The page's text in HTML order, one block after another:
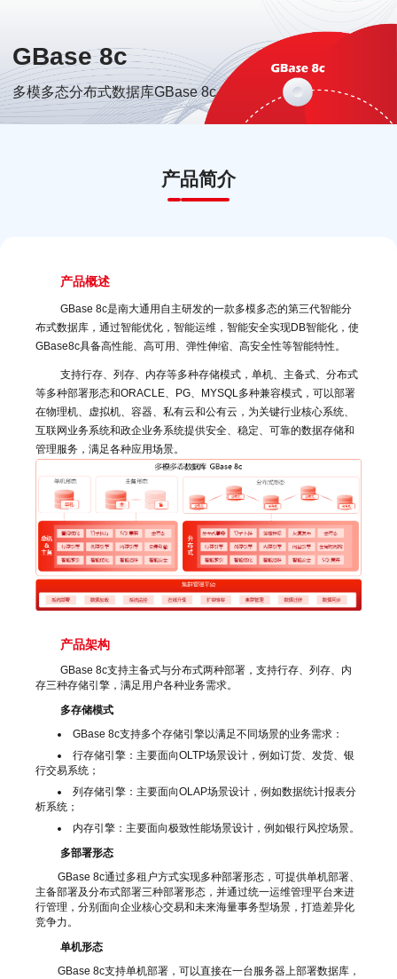
GBase 8c
多模多态分布式数据库GBase 8c
产品简介
产品概述
GBase 8c是南大通用自主研发的一款多模多态的第三代智能分
布式数据库，通过智能优化，智能运维，智能安全实现DB智能化，使
GBase8c具备高性能、高可用、弹性伸缩、高安全性等智能特性。
支持行存、列存、内存等多种存储模式，单机、主备式、分布式
等多种部署形态和ORACLE、PG、MYSQL多种兼容模式，可以部署
在物理机、虚拟机、容器、私有云和公有云，为关键行业核心系统、
互联网业务系统和政企业务系统提供安全、稳定、可靠的数据存储和
管理服务，满足各种应用场景。
产品架构
GBase 8c支持主备式与分布式两种部署，支持行存、列存、内
存三种存储引擎，满足用户各种业务需求。
多存储模式
GBase 8c支持多个存储引擎以满足不同场景的业务需求：
行存储引擎：主要面向OLTP场景设计，例如订货、发货、银
行交易系统；
列存储引擎：主要面向OLAP场景设计，例如数据统计报表分
析系统；
内存引擎：主要面向极致性能场景设计，例如银行风控场景。
多部署形态
GBase 8c通过多租户方式实现多种部署形态，可提供单机部署、
主备部署及分布式部署三种部署形态，并通过统一运维管理平台来进
行管理，分别面向企业核心交易和未来海量事务型场景，打造差异化
竞争力。
单机形态
GBase 8c支持单机部署，可以直接在一台服务器上部署数据库，